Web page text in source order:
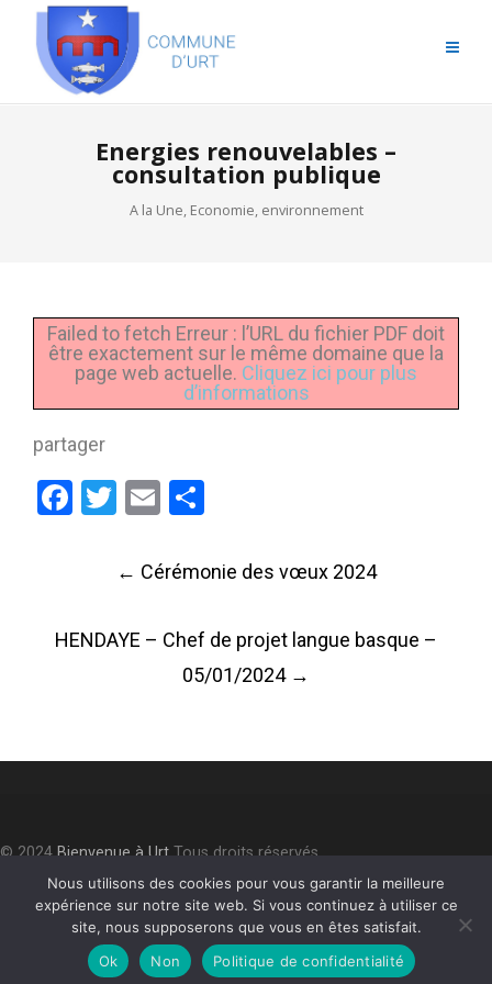
Energies renouvelables –
consultation publique
A la Une, Economie, environnement
Failed to fetch Erreur : l’URL du fichier PDF doit
être exactement sur le même domaine que la
page web actuelle. Cliquez ici pour plus
d’informations
partager
Facebook
Twitter
Email
← Cérémonie des vœux 2024
HENDAYE – Chef de projet langue basque –
05/01/2024 →
© 2024Bienvenue à UrtTous droits réservés.
Accessibilité ⎮Plan du site⎮ Mentions légales ⎮Politique de
confidentialité
Nous utilisons des cookies pour vous garantir la meilleure
expérience sur notre site web. Si vous continuez à utiliser ce
site, nous supposerons que vous en êtes satisfait.
Ok
Non Politique de confidentialité